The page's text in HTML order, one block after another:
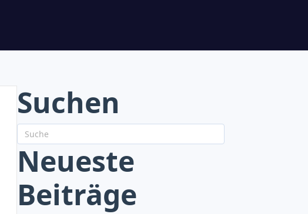
Suchen
Neueste
Beiträge